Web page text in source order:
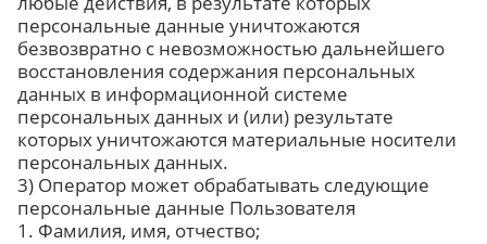
персональные данные уничтожаются
безвозвратно с невозможностью дальнейшего
восстановления содержания персональных
данных в информационной системе
персональных данных и (или) результате
которых уничтожаются материальные носители
персональных данных.
3) Оператор может обрабатывать следующие
персональные данные Пользователя
1. Фамилия, имя, отчество;